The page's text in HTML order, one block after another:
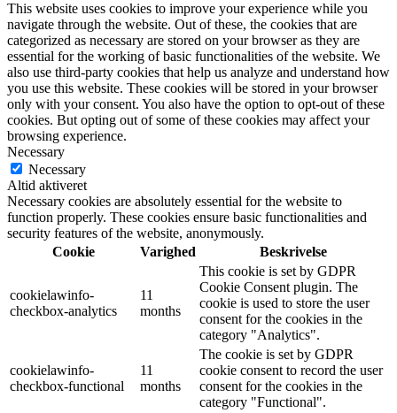
This website uses cookies to improve your experience while you
navigate through the website. Out of these, the cookies that are
categorized as necessary are stored on your browser as they are
essential for the working of basic functionalities of the website. We
also use third-party cookies that help us analyze and understand how
you use this website. These cookies will be stored in your browser
only with your consent. You also have the option to opt-out of these
cookies. But opting out of some of these cookies may affect your
browsing experience.
Necessary
Necessary
Altid aktiveret
Necessary cookies are absolutely essential for the website to
function properly. These cookies ensure basic functionalities and
security features of the website, anonymously.
Cookie
Varighed Beskrivelse
cookielawinfo-
checkbox-analytics
11
months
This cookie is set by GDPR
Cookie Consent plugin. The
cookie is used to store the user
consent for the cookies in the
category "Analytics".
cookielawinfo-
checkbox-functional
11
months
The cookie is set by GDPR
cookie consent to record the user
consent for the cookies in the
category "Functional".